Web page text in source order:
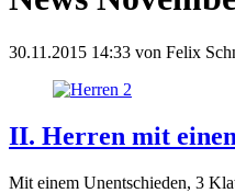
30.11.2015 14:33 von Felix
II. Herren mit
Mit einem Unentschieden, 3